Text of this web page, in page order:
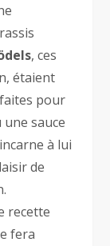
, ces
étaient
pour
sauce
à lui
de
recette
fera